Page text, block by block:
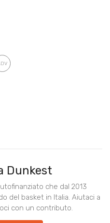
Dunkest
che dal 2013
del basket in Italia. Aiutaci a
con un contributo.